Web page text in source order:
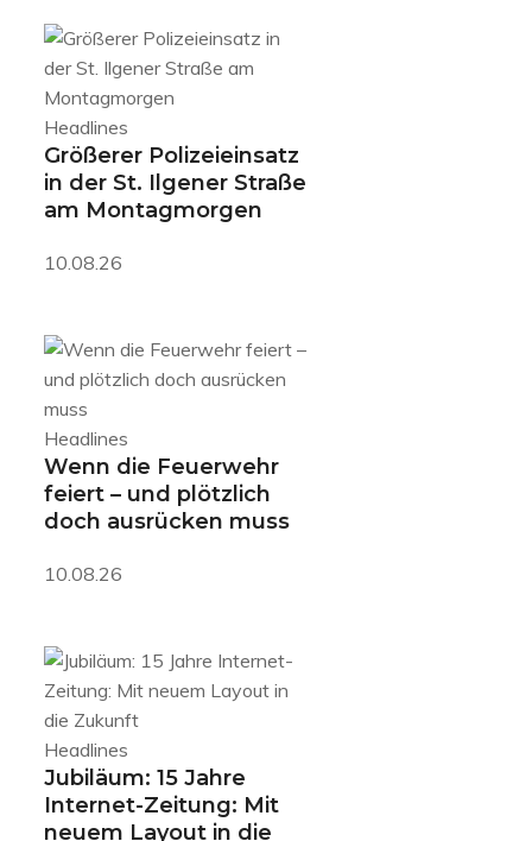
Headlines
Größerer Polizeieinsatz
in der St. Ilgener Straße
am Montagmorgen
10.08.26
Headlines
Wenn die Feuerwehr
feiert – und plötzlich
doch ausrücken muss
10.08.26
Headlines
Jubiläum: 15 Jahre
Internet-Zeitung: Mit
neuem Layout in die